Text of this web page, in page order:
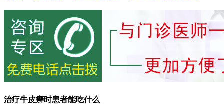
治疗牛皮癣时患者能吃什么